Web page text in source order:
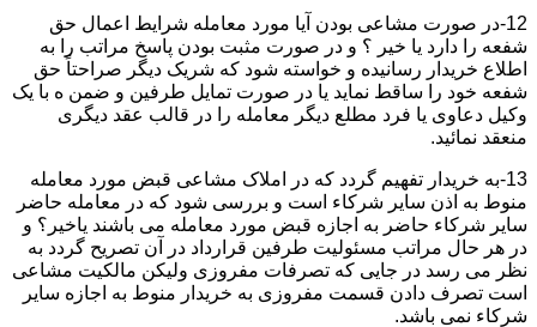
12-در صورت مشاعی بودن آیا مورد معامله شرایط اعمال حق
شفعه را دارد یا خیر ؟ و در صورت مثبت بودن پاسخ مراتب را به
اطلاع خریدار رسانیده و خواسته شود که شریک دیگر صراحتاً حق
شفعه خود را ساقط نماید یا در صورت تمایل طرفین و ضمن ه با یک
وکیل دعاوی یا فرد مطلع دیگر معامله را در قالب عقد دیگری
منعقد نمائید.
13-به خریدار تفهیم گردد که در املاک مشاعی قبض مورد معامله
منوط به اذن سایر شرکاء است و بررسی شود که در معامله حاضر
سایر شرکاء حاضر به اجازه قبض مورد معامله می باشند یاخیر؟ و
در هر حال مراتب مسئولیت طرفین قرارداد در آن تصریح گردد به
نظر می رسد در جایی که تصرفات مفروزی ولیکن مالکیت مشاعی
است تصرف دادن قسمت مفروزی به خریدار منوط به اجازه سایر
شرکاء نمی باشد.